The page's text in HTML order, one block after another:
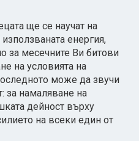
ще се научат на
енергия,
за месечните Ви битови
на условията на
може да звучи
за намаляване на
дейност върху
на всеки един от